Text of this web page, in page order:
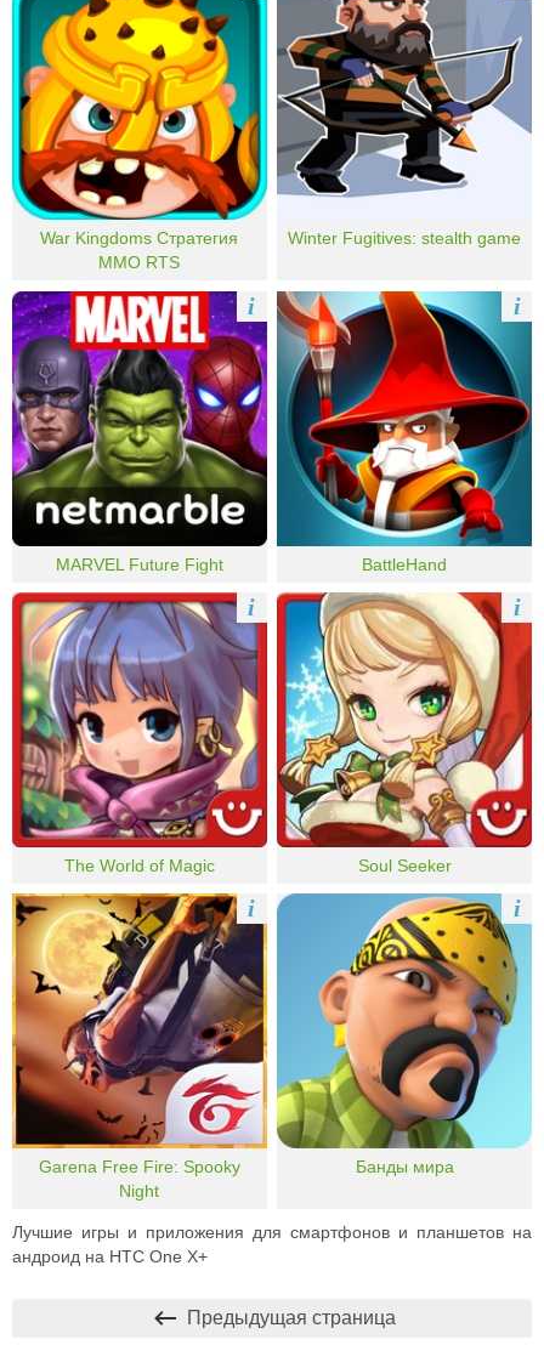
War Kingdoms Стратегия
MMO RTS
Winter Fugitives: stealth game
MARVEL Future Fight
i
BattleHand
i
The World of Magic
i
Soul Seeker
i
Garena Free Fire: Spooky
Night
i
Банды мира
i
Лучшие игры и приложения для смартфонов и планшетов на
андроид на HTC One X+
Предыдущая страница